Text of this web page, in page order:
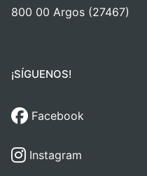
800 00 Argos (27467)
¡SÍGUENOS!
Facebook
Instagram